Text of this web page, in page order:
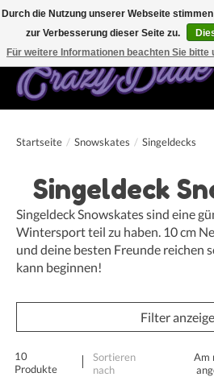
Kostenfreier Versand für Bestellungen ab 250 €.
Startseite / Snowskates / Singeldecks
Singeldeck
Singeldeck Snowskates sind eine
Wintersport teil zu haben. 10 cm
und deine besten Freunde reichen
kann beginnen!
Filter
10
Produkte
Sortieren
nach
Am
Durch die Nutzung unserer Webseite
zur Verbesserung dieser Seite zu.
Für weitere Informationen beachten Sie